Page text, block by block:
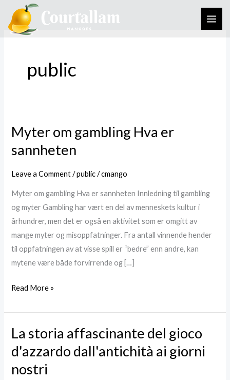
content
public
Myter om gambling Hva er
sannheten
Leave a Comment /public/cmango
Myter om gambling Hva er sannheten Innledning til gambling
og myter Gambling har vært en del av menneskets kultur i
århundrer, men det er også en aktivitet som er omgitt av
mange myter og misoppfatninger. Fra antall vinnende hender
til oppfatningen av at visse spill er “bedre” enn andre, kan
mytene være både forvirrende og […]
Myter
gambling
Hva
sannheten
Read More »
La storia affascinante del gioco
d'azzardo dall'antichità ai giorni
nostri
La
storia
affascinante
del